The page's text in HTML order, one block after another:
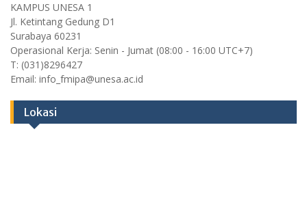
KAMPUS UNESA 1
Jl. Ketintang Gedung D1
Surabaya 60231
Operasional Kerja: Senin - Jumat (08:00 - 16:00 UTC+7)
T: (031)8296427
Email: info_fmipa@unesa.ac.id
Lokasi